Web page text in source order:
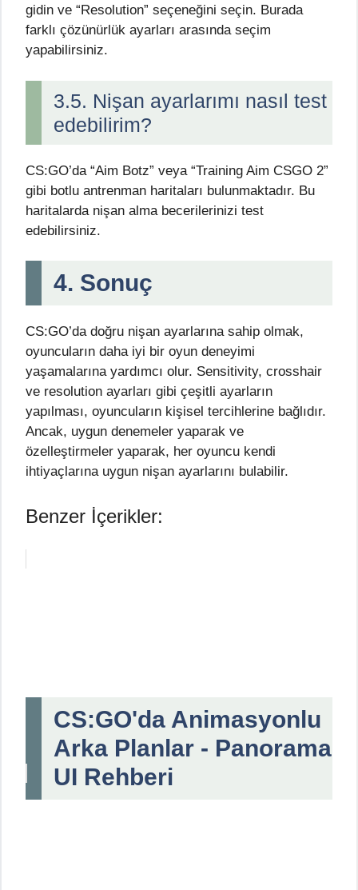
gidin ve “Resolution” seçeneğini seçin. Burada
farklı çözünürlük ayarları arasında seçim
yapabilirsiniz.
3.5. Nişan ayarlarımı nasıl test
edebilirim?
CS:GO’da “Aim Botz” veya “Training Aim CSGO 2”
gibi botlu antrenman haritaları bulunmaktadır. Bu
haritalarda nişan alma becerilerinizi test
edebilirsiniz.
4. Sonuç
CS:GO’da doğru nişan ayarlarına sahip olmak,
oyuncuların daha iyi bir oyun deneyimi
yaşamalarına yardımcı olur. Sensitivity, crosshair
ve resolution ayarları gibi çeşitli ayarların
yapılması, oyuncuların kişisel tercihlerine bağlıdır.
Ancak, uygun denemeler yaparak ve
özelleştirmeler yaparak, her oyuncu kendi
ihtiyaçlarına uygun nişan ayarlarını bulabilir.
Benzer İçerikler:
CS:GO'da Animasyonlu
Arka Planlar - Panorama
UI Rehberi